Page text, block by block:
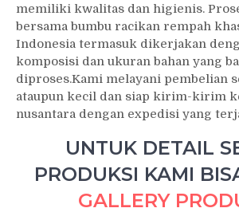
memiliki kwalitas dan higienis.
bersama bumbu racikan rempah
Indonesia termasuk dikerjakan
komposisi dan ukuran bahan yang
diproses.Kami melayani pembelian
ataupun kecil dan siap kirim-kirim
nusantara dengan expedisi yang
UNTUK DETAIL
PRODUKSI KAMI
GALLERY